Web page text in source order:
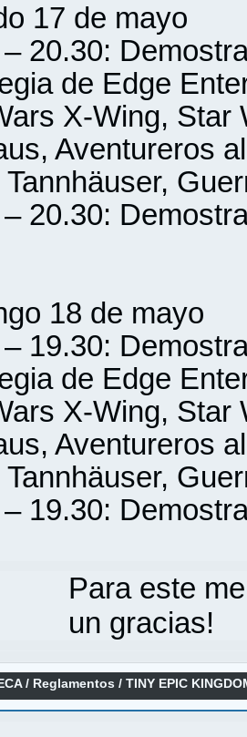
17 de mayo
20.30:
de Edge
X-Wing, Star
Aventureros
Tannhäuser,
20.30:
18 de mayo
19.30:
de Edge
X-Wing, Star
Aventureros
Tannhäuser,
19.30:
Para este
un gracias!
/ Reglamentos /TINY EPIC